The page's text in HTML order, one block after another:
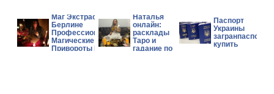
Маг Экстрасенс в
Берлине
Профессиональные
Магические Услуги
Привороты Гадание
Наталья
онлайн:
расклады
Таро и
гадание по
Паспорт
Украины
загранпаспорт
купить